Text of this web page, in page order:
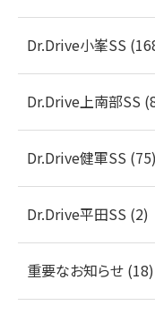
Dr.Drive小峯SS
Dr.Drive上南部SS
Dr.Drive健軍SS (75)
Dr.Drive平田SS (2)
重要なお知らせ (18)